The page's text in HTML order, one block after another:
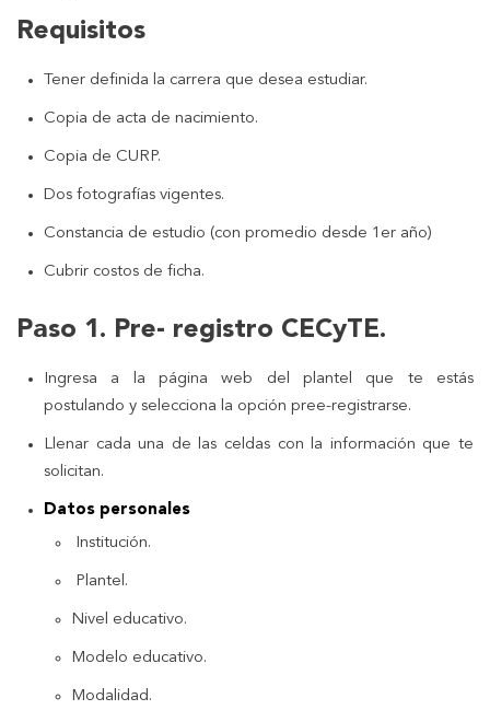
Requisitos
Tener definida la carrera que desea estudiar.
Copia de acta de nacimiento.
Copia de CURP.
Dos fotografías vigentes.
Constancia de estudio (con promedio desde 1er año)
Cubrir costos de ficha.
Paso 1. Pre- registro CECyTE.
Ingresa a la página web del plantel que te estás
postulando y selecciona la opción pree-registrarse.
Llenar cada una de las celdas con la información que te
solicitan.
Datos personales
Institución.
Plantel.
Nivel educativo.
Modelo educativo.
Modalidad.